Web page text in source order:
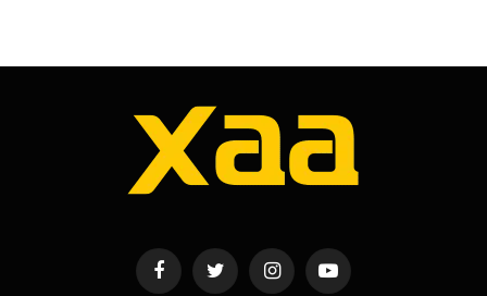
FacebookTwitter InstagramYouTube